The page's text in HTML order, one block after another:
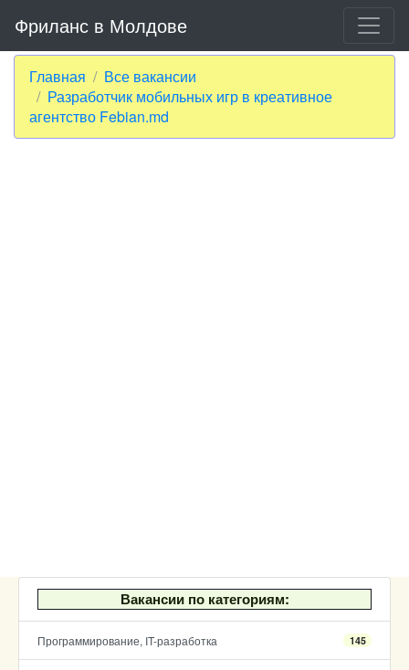
Фриланс в Молдове
Главная
Все вакансии
Разработчик мобильных игр в креативное
агентство Febian.md
Вакансии по категориям:
Программирование, IT-разработка 145